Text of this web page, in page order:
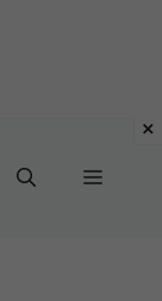
Menu